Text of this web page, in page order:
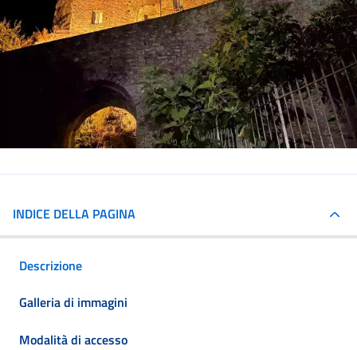
INDICE DELLA PAGINA
Descrizione
Galleria di immagini
Modalità di accesso